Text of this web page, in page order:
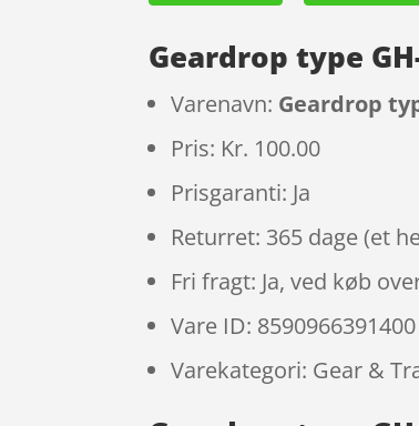
Geardrop type
Varenavn: Geardrop
Pris: Kr. 100.00
Prisgaranti: Ja
Returret: 365 dage (et
Fri fragt: Ja, ved køb
Vare ID: 8590966391400
Varekategori: Gear &